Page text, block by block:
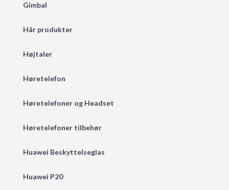
Gimbal
Hår produkter
Højtaler
Høretelefon
Høretelefoner og Headset
Høretelefoner tilbehør
Huawei Beskyttelseglas
Huawei P20